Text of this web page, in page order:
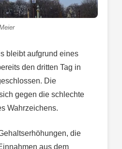
bleibt aufgrund eines
den dritten Tag in
Die
gegen die schlechte
Wahrzeichens.
die
aus dem